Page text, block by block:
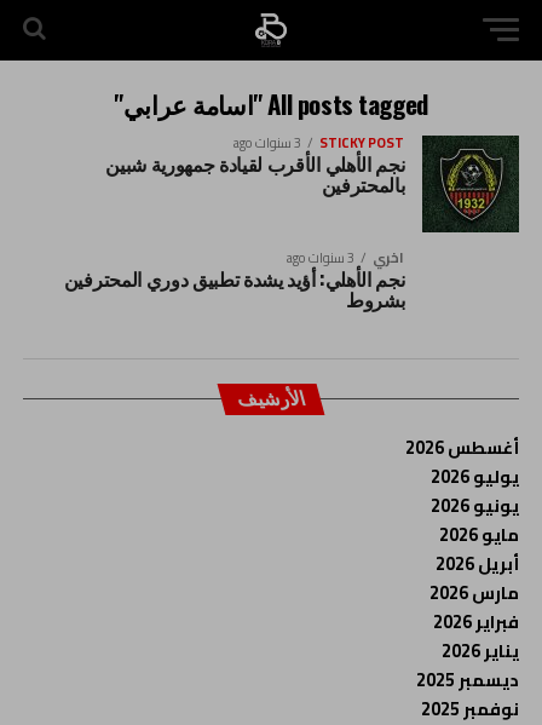
All posts tagged "اسامة عرابي"
STICKY POST 3 سنوات ago
نجم الأهلي الأقرب لقيادة جمهورية شبين
بالمحترفين
اخري 3 سنوات ago
نجم الأهلي: أؤيد يشدة تطبيق دوري المحترفين
بشروط
الأرشيف
أغسطس 2026
يوليو 2026
يونيو 2026
مايو 2026
أبريل 2026
مارس 2026
فبراير 2026
يناير 2026
ديسمبر 2025
نوفمبر 2025